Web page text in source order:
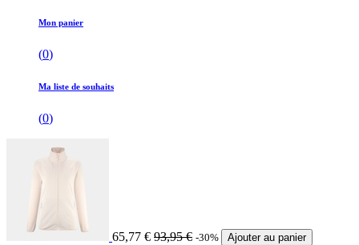
Mon panier
(0)
Ma liste de souhaits
(0)
65,77 € 93,95€ -30% Ajouter au panier